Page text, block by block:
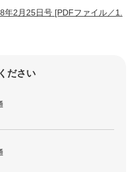
2月25日号 [PDFファイル／1.
ださい